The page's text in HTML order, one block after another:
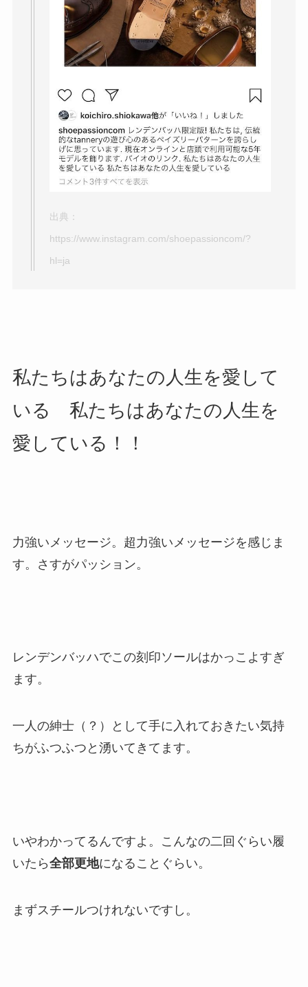
出典：
https://www.instagram.com/shoepassioncom/?
hl=ja
私たちはあなたの人生を愛して
いる 私たちはあなたの人生を
愛している！！
力強いメッセージ。超力強いメッセージを感じま
す。さすがパッション。
レンデンバッハでこの刻印ソールはかっこよすぎ
ます。
一人の紳士（？）として手に入れておきたい気持
ちがふつふつと湧いてきてます。
いやわかってるんですよ。こんなの二回ぐらい履
いたら全部更地になることぐらい。
まずスチールつけれないですし。